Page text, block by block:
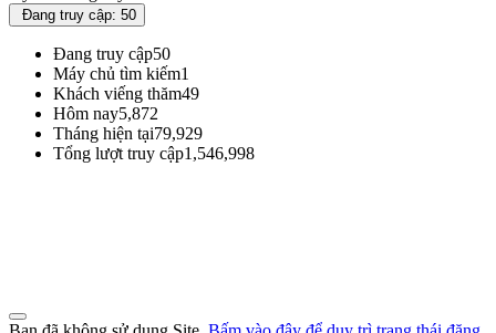
Đang truy cập: 50
Đang truy cập50
Máy chủ tìm kiếm1
Khách viếng thăm49
Hôm nay5,872
Tháng hiện tại79,929
Tổng lượt truy cập1,546,998